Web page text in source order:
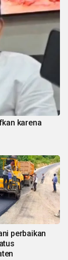
karena
perbaikan